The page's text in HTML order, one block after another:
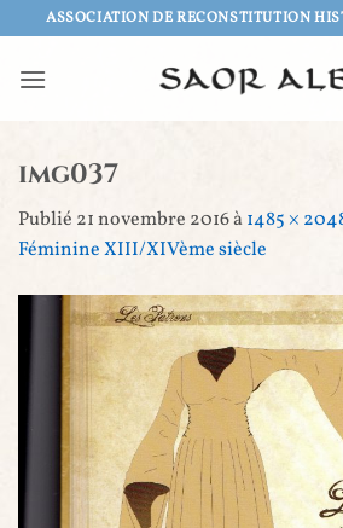
Passer
au
contenu
ASSOCIATION DE RECONSTITUTION
img037
Publié 21 novembre 2016à1485 ×
Féminine XIII/XIVème siècle